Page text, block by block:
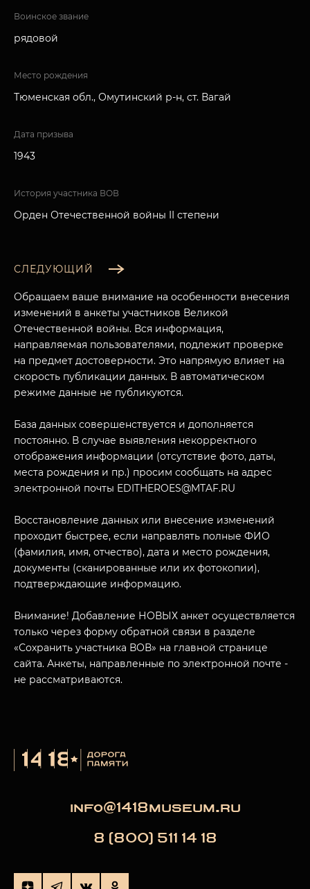
МУЗЕЙНЫЙ КОМПЛЕКС
ПОСЕТИТЕЛЯМ
О НАС
Воинское звание
рядовой
Место рождения
Тюменская обл., Омутинский р-н, ст. Вагай
Дата призыва
1943
История участника ВОВ
Орден Отечественной войны II степени
СЛЕДУЮЩИЙ
Обращаем ваше внимание на особенности внесения
изменений в анкеты участников Великой
Отечественной войны. Вся информация,
направляемая пользователями, подлежит проверке
на предмет достоверности. Это напрямую влияет на
скорость публикации данных. В автоматическом
режиме данные не публикуются.
База данных совершенствуется и дополняется
постоянно. В случае выявления некорректного
отображения информации (отсутствие фото, даты,
места рождения и пр.) просим сообщать на адрес
электронной почты EDITHEROES@MTAF.RU
Восстановление данных или внесение изменений
проходит быстрее, если направлять полные ФИО
(фамилия, имя, отчество), дата и место рождения,
документы (сканированные или их фотокопии),
подтверждающие информацию.
Внимание! Добавление НОВЫХ анкет осуществляется
только через форму обратной связи в разделе
«Сохранить участника ВОВ» на главной странице
сайта. Анкеты, направленные по электронной почте -
не рассматриваются.
info@1418museum.ru
8 (800) 511 14 18